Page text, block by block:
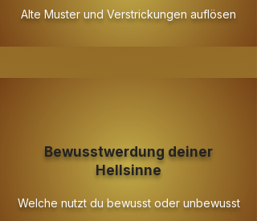
Alte Muster und Verstrickungen auflösen
Bewusstwerdung deiner
Hellsinne
Welche nutzt du bewusst oder unbewusst